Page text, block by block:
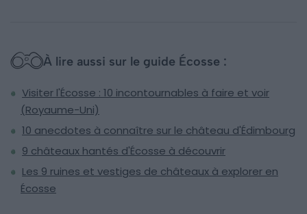
À lire aussi sur le guide Écosse :
Visiter l'Écosse : 10 incontournables à faire et voir
(Royaume-Uni)
10 anecdotes à connaître sur le château d'Édimbourg
9 châteaux hantés d'Écosse à découvrir
Les 9 ruines et vestiges de châteaux à explorer en
Écosse